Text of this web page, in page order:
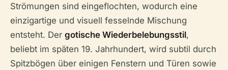
Strömungen sind eingeflochten, wodurch eine
einzigartige und visuell fesselnde Mischung
entsteht. Der gotische Wiederbelebungsstil,
beliebt im späten 19. Jahrhundert, wird subtil durch
Spitzbögen über einigen Fenstern und Türen sowie